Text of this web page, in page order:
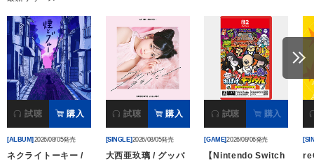
会社情報
サイトマップ
お問い合わせ
閉じる
試聴 購入
[ALBUM] 2026/08/05発売
ネクライトーキー /
試聴 購入
[SINGLE]2026/08/05発売
大西亜玖璃 / グッバ
試聴 購入
[GAME]2026/08/06発売
【Nintendo Switch